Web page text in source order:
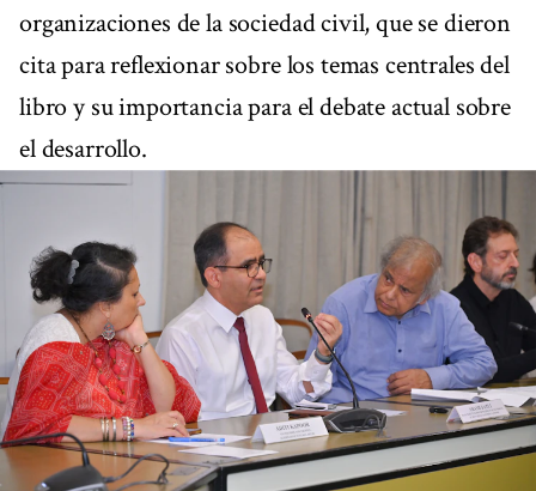
organizaciones de la sociedad civil, que se dieron
cita para reflexionar sobre los temas centrales del
libro y su importancia para el debate actual sobre
el desarrollo.